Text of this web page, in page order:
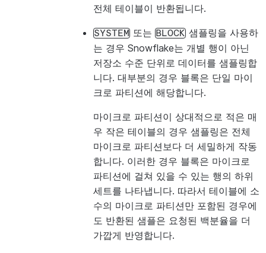
전체 테이블이 반환됩니다.
SYSTEM 또는 BLOCK 샘플링을 사용하
는 경우 Snowflake는 개별 행이 아닌
저장소 수준 단위로 데이터를 샘플링합
니다. 대부분의 경우 블록은 단일 마이
크로 파티션에 해당합니다.
마이크로 파티션이 상대적으로 적은 매
우 작은 테이블의 경우 샘플링은 전체
마이크로 파티션보다 더 세밀하게 작동
합니다. 이러한 경우 블록은 마이크로
파티션에 걸쳐 있을 수 있는 행의 하위
세트를 나타냅니다. 따라서 테이블에 소
수의 마이크로 파티션만 포함된 경우에
도 반환된 샘플은 요청된 백분율을 더
가깝게 반영합니다.